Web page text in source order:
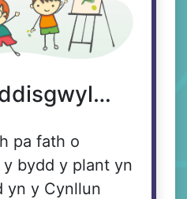
ddisgwyl…
pa fath o
bydd y plant yn
yn y Cynllun